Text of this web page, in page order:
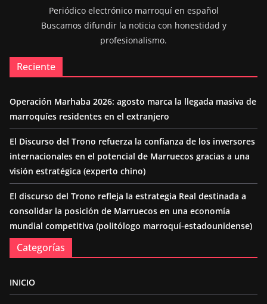
Periódico electrónico marroquí en español
Buscamos difundir la noticia con honestidad y
profesionalismo.
Reciente
Operación Marhaba 2026: agosto marca la llegada masiva de
marroquíes residentes en el extranjero
El Discurso del Trono refuerza la confianza de los inversores
internacionales en el potencial de Marruecos gracias a una
visión estratégica (experto chino)
El discurso del Trono refleja la estrategia Real destinada a
consolidar la posición de Marruecos en una economía
mundial competitiva (politólogo marroquí-estadounidense)
Categorías
INICIO